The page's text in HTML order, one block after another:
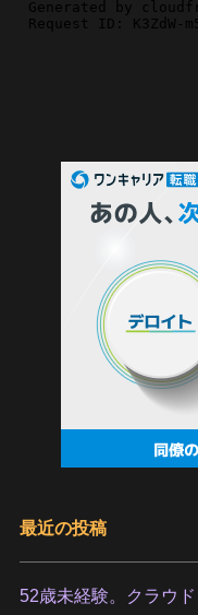
最近の投稿
52歳未経験。クラウ